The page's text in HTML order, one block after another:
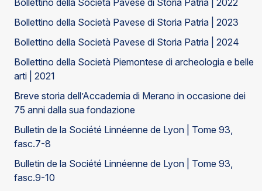
Bollettino della Società Pavese di Storia Patria | 2022
Bollettino della Società Pavese di Storia Patria | 2023
Bollettino della Società Pavese di Storia Patria | 2024
Bollettino della Società Piemontese di archeologia e belle
arti | 2021
Breve storia dell’Accademia di Merano in occasione dei
75 anni dalla sua fondazione
Bulletin de la Société Linnéenne de Lyon | Tome 93,
fasc.7-8
Bulletin de la Société Linnéenne de Lyon | Tome 93,
fasc.9-10